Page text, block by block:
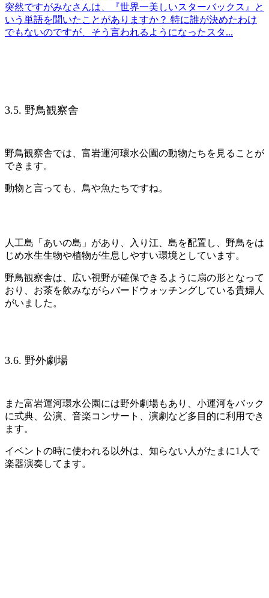
突然ですがみなさんは、『世界一美しいスターバックス』と
いう単語を聞いたことがありますか？ 特に誰が決めたわけ
でもないのですが、そう言われるようになったスタ...
3.5. 野鳥観察舎
野鳥観察舎では、富岩運河環水公園の動物たちを見ることが
できます。
動物と言っても、鳥や魚たちですね。
人工島「あいの島」があり、入り江、島を配置し、野鳥をは
じめ水生生物や植物が生息しやすい環境としています。
野鳥観察舎は、広い視野が確保できるように扇の形となって
おり、お茶を飲みながらバードウォッチングしている貴婦人
がいました。
3.6. 野外劇場
また富岩運河環水公園には野外劇場もあり、小運河をバック
に式典、公演、音楽コンサート、演劇など多目的に利用でき
ます。
イベントの時に使われる以外は、知らない人がたまに1人で
楽器演奏してます。